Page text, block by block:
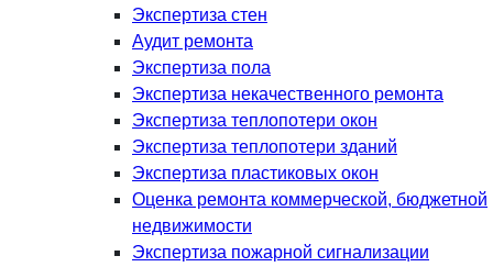
Экспертиза стен
Аудит ремонта
Экспертиза пола
Экспертиза некачественного ремонта
Экспертиза теплопотери окон
Экспертиза теплопотери зданий
Экспертиза пластиковых окон
Оценка ремонта коммерческой, бюджетной
недвижимости
Экспертиза пожарной сигнализации